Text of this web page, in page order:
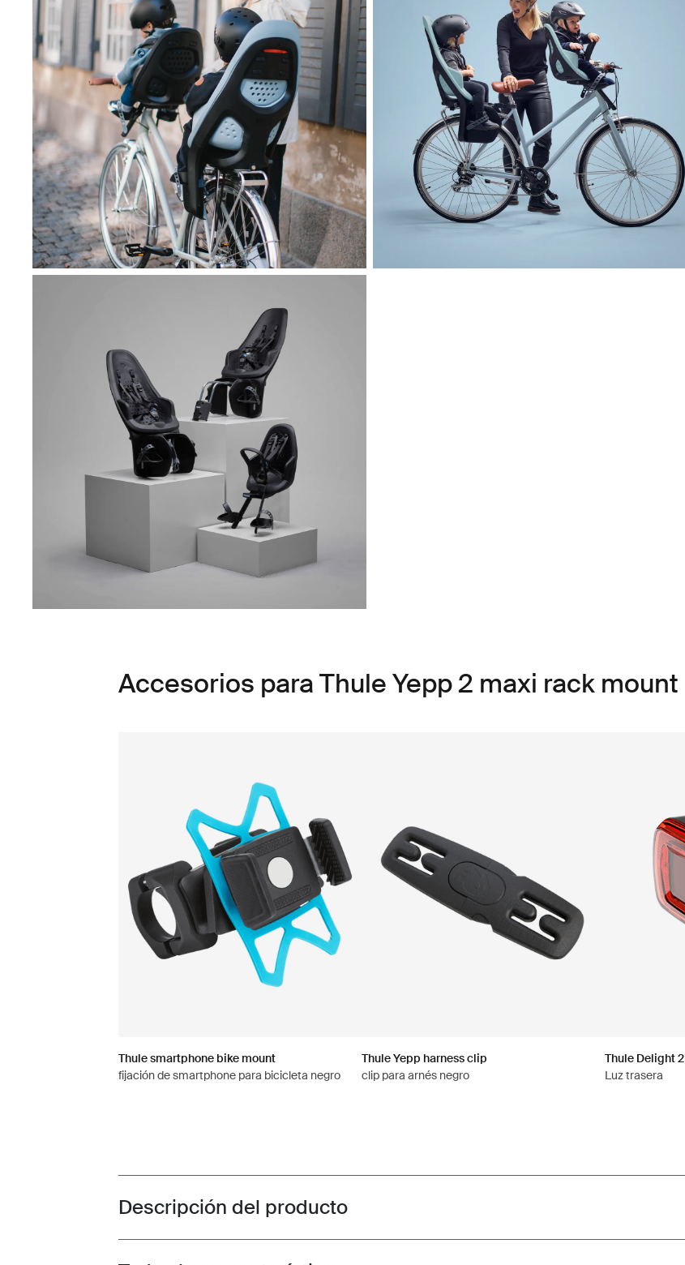
Accesorios para Thule Yepp 2 maxi rack mount
Thule smartphone bike mount
fijación de smartphone para bicicleta negro
Thule Yepp harness clip
clip para arnés negro
Thule Delight 2
Luz trasera
Toggle overview
Descripción del producto